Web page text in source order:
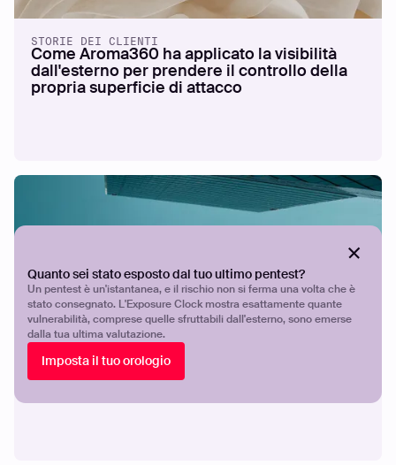
Quanto sei stato esposto dal tuo ultimo pentest?
Un pentest è un'istantanea, e il rischio non si ferma una volta che è
stato consegnato. L'Exposure Clock mostra esattamente quante
vulnerabilità, comprese quelle sfruttabili dall'esterno, sono emerse
dalla tua ultima valutazione.
Imposta il tuo orologio
STORIE DEI CLIENTI
Come Aroma360 ha applicato la visibilità
dall'esterno per prendere il controllo della
propria superficie di attacco
STORIE DEI CLIENTI
How Breeze Airways gives a lean security
team the visibility and validation to stay
ahead of exposures